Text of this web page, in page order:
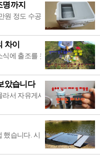
까지
원 정도 수공비 -만원정도 백
차이
에 출조를 못하시는 조사님
았습니다
서 자유게시판에 올립니다.
했습니다. 시트지 없이 낚시 할